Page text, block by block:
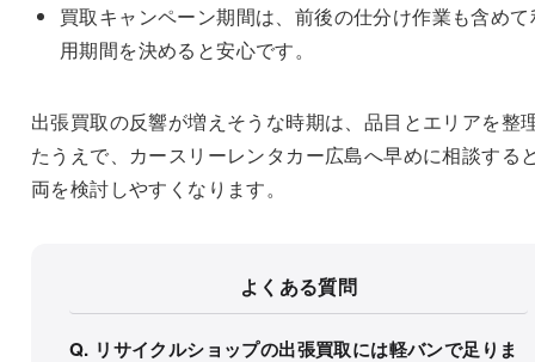
買取キャンペーン期間は、前後の仕分け作業も含めて
用期間を決めると安心です。
出張買取の反響が増えそうな時期は、品目とエリアを整
たうえで、カースリーレンタカー広島へ早めに相談する
両を検討しやすくなります。
よくある質問
Q. リサイクルショップの出張買取には軽バンで足りま